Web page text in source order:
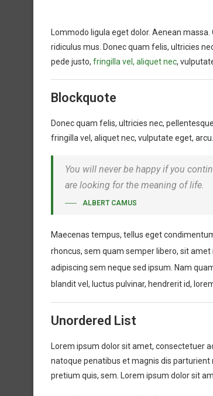
Lommodo ligula eget dolor. Aenean
ridiculus mus. Donec quam felis, ultricies
pede justo, fringilla vel, aliquet nec,
Blockquote
Donec quam felis, ultricies nec,
fringilla vel, aliquet nec, vulputate eget,
You will never be happy if you
are looking for the meaning of life.
ALBERT CAMUS
Maecenas tempus, tellus eget
rhoncus, sem quam semper libero, sit amet
adipiscing sem neque sed ipsum. Nam
blandit vel, luctus pulvinar, hendrerit id,
Unordered List
Lorem ipsum dolor sit amet, consectetuer
natoque penatibus et magnis dis parturient
pretium quis, sem. Lorem ipsum dolor sit